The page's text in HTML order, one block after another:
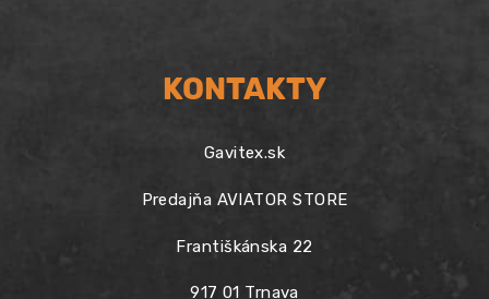
KONTAKTY
Gavitex.sk
Predajňa AVIATOR STORE
Františkánska 22
917 01 Trnava